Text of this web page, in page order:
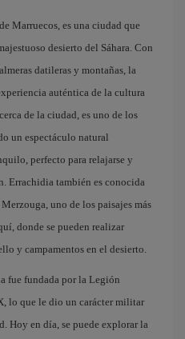
Marruecos, es una ciudad que
desierto del Sáhara. Con
datileras y montañas, la
auténtica de la cultura
de la ciudad, es uno de los
un espectáculo natural
perfecto para relajarse y
Errachidia también es conocida
uno de los paisajes más
donde se pueden realizar
y campamentos en el desierto.
fue fundada por la Legión
lo que le dio un carácter militar
Hoy en día, se puede explorar la